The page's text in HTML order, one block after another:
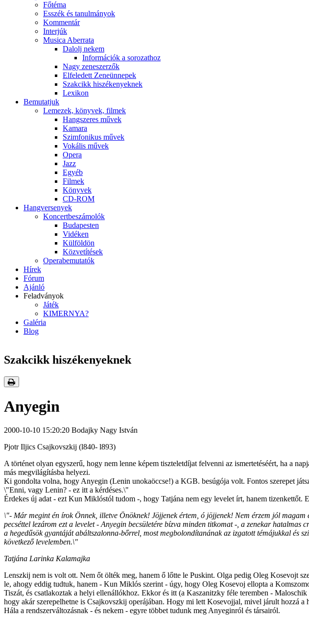
Főtéma
Esszék és tanulmányok
Kommentár
Interjúk
Musica Aberrata
Dalolj nekem
Információk a sorozathoz
Nagy zeneszerzők
Elfeledett Zeneünnepek
Szakcikk hiszékenyeknek
Lexikon
Bemutatjuk
Lemezek, könyvek, filmek
Hangszeres művek
Kamara
Szimfonikus művek
Vokális művek
Opera
Jazz
Egyéb
Filmek
Könyvek
CD-ROM
Hangversenyek
Koncertbeszámolók
Budapesten
Vidéken
Külföldön
Közvetítések
Operabemutatók
Hírek
Fórum
Ajánló
Feladványok
Játék
KIMERNYA?
Galéria
Blog
Szakcikk hiszékenyeknek
Anyegin
2000-10-10 15:20:20 Bodajky Nagy István
Pjotr Iljics Csajkovszkij (l840- l893)
A történet olyan egyszerű, hogy nem lenne képem tiszteletdíjat felvenni az ismertetéséért, ha a
más megvilágításba helyezi.
Ki gondolta volna, hogy Anyegin (Lenin unokaöccse!) a KGB. besúgója volt. Fontos szerepet
\"Enni, vagy Lenin? - ez itt a kérdéses.\"
Érdekes új adat - ezt Kun Miklóstól tudom -, hogy Tatjána nem egy levelet írt, hanem
\"- Már megint én írok Önnek, illetve Önöknek! Jöjjenek értem, ó jöjjenek! Nem érzem jól
pecséttel lezárom ezt a levelet - Anyegin becsületére bízva minden titkomat -, a zenekar
a hegedűsök gyantáját abáltszalonna-bőrrel, most megbolondítanának az izgatott témájukkal és
következő levelemben.\"
Tatjána Larinka Kalamajka
Lenszkij nem is volt ott. Nem őt ölték meg, hanem ő lőtte le Puskint. Olga pedig Oleg Kosevojt
le, ahogy eddig tudtuk, hanem - Kun Miklós szerint - úgy, hogy Oleg Kosevoj ellopta a
Tiszát, és csatlakoztak a helyi ellenállókhoz. Ekkor és itt (a Kaszanitzky féle teremben -
hogy akár szerepelhetne is Csajkovszkij operájában. Hogy mi lett Kosevojjal, mivel járult hozzá
Hála a rendszerváltozásnak - és nekem - egyre többet tudunk meg Anyeginról és társairól.